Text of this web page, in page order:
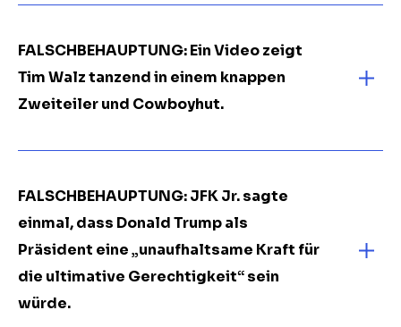
FALSCHBEHAUPTUNG: Ein Video zeigt
Tim Walz tanzend in einem knappen
Zweiteiler und Cowboyhut.
FALSCHBEHAUPTUNG: JFK Jr. sagte
einmal, dass Donald Trump als
Präsident eine „unaufhaltsame Kraft für
die ultimative Gerechtigkeit“ sein
würde.